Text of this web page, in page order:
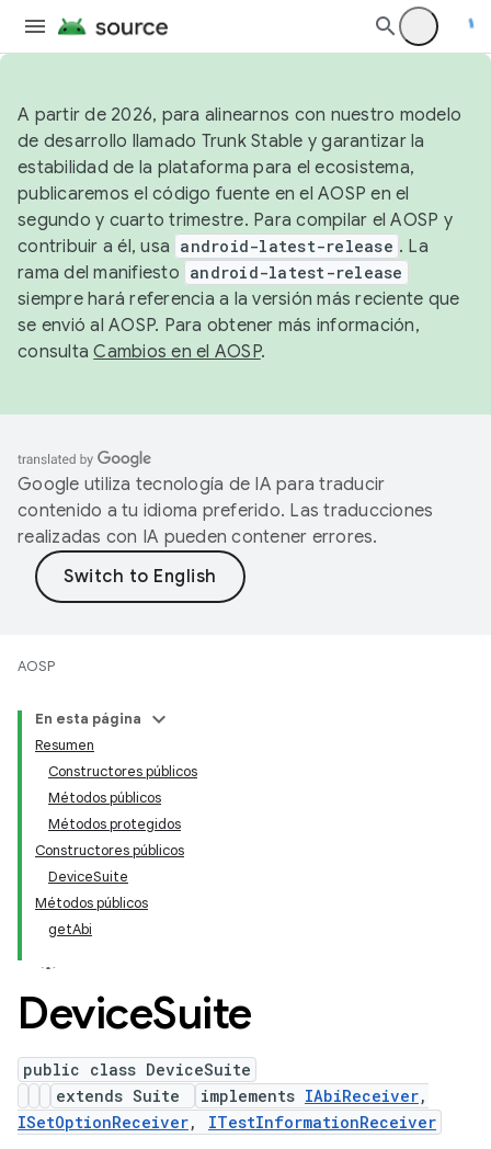
A partir de 2026, para alinearnos con nuestro modelo
de desarrollo llamado Trunk Stable y garantizar la
estabilidad de la plataforma para el ecosistema,
publicaremos el código fuente en el AOSP en el
segundo y cuarto trimestre. Para compilar el AOSP y
contribuir a él, usa android-latest-release . La
rama del manifiesto android-latest-release
siempre hará referencia a la versión más reciente que
se envió al AOSP. Para obtener más información,
consultaCambios en el AOSP.
Google utiliza tecnología de IA para traducir
contenido a tu idioma preferido. Las traducciones
realizadas con IA pueden contener errores.
AOSP
En esta página
Resumen
Constructores públicos
Métodos públicos
Métodos protegidos
Constructores públicos
DeviceSuite
Métodos públicos
getAbi
DeviceSuite
public class DeviceSuite
extends Suite
implements IAbiReceiver,
ISetOptionReceiver, ITestInformationReceiver